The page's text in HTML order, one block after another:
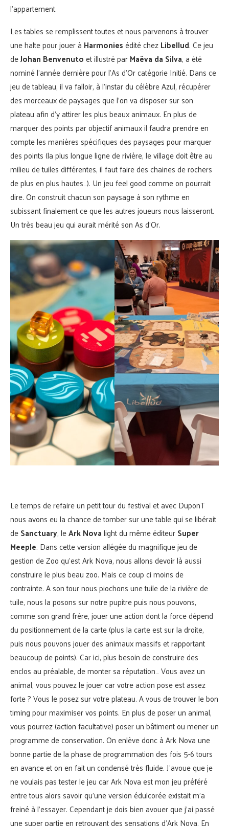
l’appartement.
Les tables se remplissent toutes et nous parvenons à trouver
une halte pour jouer à Harmoniesédité chezLibellud. Ce jeu
deJohan Benvenutoet illustré parMaëva da Silva, a été
nominé l’année dernière pour l’As d’Or catégorie Initié. Dans ce
jeu de tableau, il va falloir, à l’instar du célèbre Azul, récupérer
des morceaux de paysages que l’on va disposer sur son
plateau afin d’y attirer les plus beaux animaux. En plus de
marquer des points par objectif animaux il faudra prendre en
compte les manières spécifiques des paysages pour marquer
des points (la plus longue ligne de rivière, le village doit être au
milieu de tuiles différentes, il faut faire des chaines de rochers
de plus en plus hautes…). Un jeu feel good comme on pourrait
dire. On construit chacun son paysage à son rythme en
subissant finalement ce que les autres joueurs nous laisseront.
Un très beau jeu qui aurait mérité son As d’Or.
Le temps de refaire un petit tour du festival et avec DuponT
nous avons eu la chance de tomber sur une table qui se libérait
deSanctuary, leArk Novalight du même éditeurSuper
Meeple. Dans cette version allégée du magnifique jeu de
gestion de Zoo qu’est Ark Nova, nous allons devoir là aussi
construire le plus beau zoo. Mais ce coup ci moins de
contrainte. A son tour nous piochons une tuile de la rivière de
tuile, nous la posons sur notre pupitre puis nous pouvons,
comme son grand frère, jouer une action dont la force dépend
du positionnement de la carte (plus la carte est sur la droite,
puis nous pouvons jouer des animaux massifs et rapportant
beaucoup de points). Car ici, plus besoin de construire des
enclos au préalable, de monter sa réputation… Vous avez un
animal, vous pouvez le jouer car votre action pose est assez
forte ? Vous le posez sur votre plateau. A vous de trouver le bon
timing pour maximiser vos points. En plus de poser un animal,
vous pourrez (action facultative) poser un bâtiment ou mener un
programme de conservation. On enlève donc à Ark Nova une
bonne partie de la phase de programmation des fois 5-6 tours
en avance et on en fait un condensé très fluide. J’avoue que je
ne voulais pas tester le jeu car Ark Nova est mon jeu préféré
entre tous alors savoir qu’une version édulcorée existait m’a
freiné à l’essayer. Cependant je dois bien avouer que j’ai passé
une super partie en retrouvant des sensations d’Ark Nova. En